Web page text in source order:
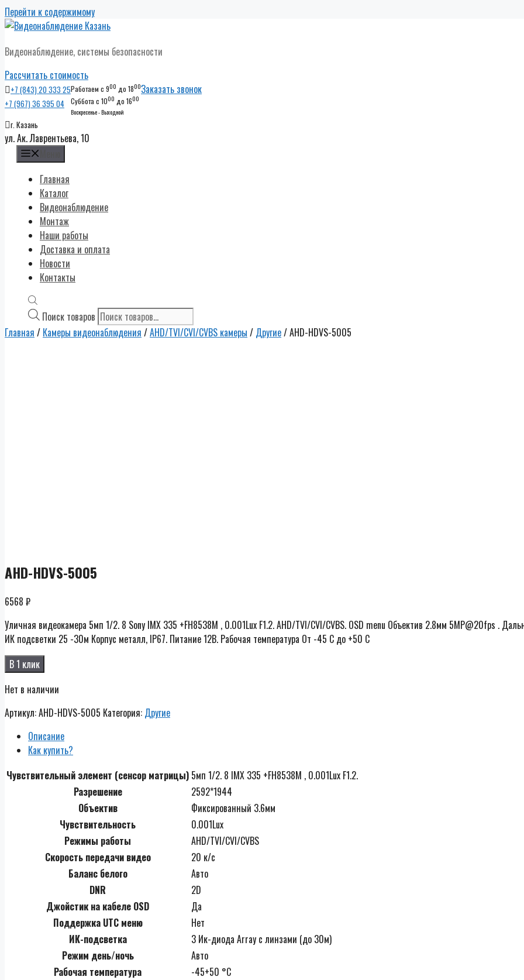
Перейти к содержимому
Видеонаблюдение, системы безопасности
Рассчитать стоимость
+7 (843) 20 333 25
+7 (967) 36 395 04
Работаем с 900 до 1800
Суббота с 1000 до 1600
Воскресенье - Выходной
Заказать звонок
г. Казань
ул. Ак. Лаврентьева, 10
Главная
Каталог
Видеонаблюдение
Монтаж
Наши работы
Доставка и оплата
Новости
Контакты
Поиск товаров
Главная / Камеры видеонаблюдения /AHD/TVI/CVI/CVBS камеры / Другие/ AHD-HDVS-5005
AHD-HDVS-5005
6568 ₽
Уличная видеокамера 5мп 1/2. 8 Sony IMX 335 +FH8538М , 0.001Lux F1.2. AHD/TVI/CVI/CVBS. OSD menu Объектив 2.8мм 5MP@20fps .
ИК подсветки 25 -30м Корпус металл, IP67. Питание 12В. Рабочая температура От -45 С до +50 С
В 1 клик
Нет в наличии
Артикул:AHD-HDVS-5005 Категория: Другие
Описание
Как купить?
Чувствительный элемент (сенсор матрицы) 5мп 1/2. 8 IMX 335 +FH8538М , 0.001Lux F1.2.
Разрешение
2592*1944
Объектив
Фиксированный 3.6мм
Чувствительность
0.001Lux
Режимы работы
AHD/TVI/CVI/CVBS
Скорость передачи видео
20 к/с
Баланс белого
Авто
DNR
2D
Джойстик на кабеле OSD
Да
Поддержка UTC меню
Нет
ИК-подсветка
3 Ик-диода Array с линзами (до 30м)
Режим день/ночь
Авто
Рабочая температура
-45+50 °С